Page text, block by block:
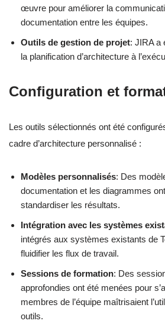
œuvre pour améliorer la
documentation entre les équipes.
Outils de gestion de projet: JIRA a
la planification d’architecture à
Configuration et
Les outils sélectionnés ont été
cadre d’architecture personnalisé :
Modèles personnalisés: Des
documentation et les diagrammes
standardiser les résultats.
Intégration avec les systèmes
intégrés aux systèmes existants de
fluidifier les flux de travail.
Sessions de formation: Des
approfondies ont été menées pour
membres de l’équipe maîtrisaient
outils.